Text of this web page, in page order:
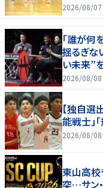
2026/08/07
「誰が何
揺るぎ
い未来”
2026/08/08
【独自選
能戦士」
2026/08/08
東山高校
突…サン